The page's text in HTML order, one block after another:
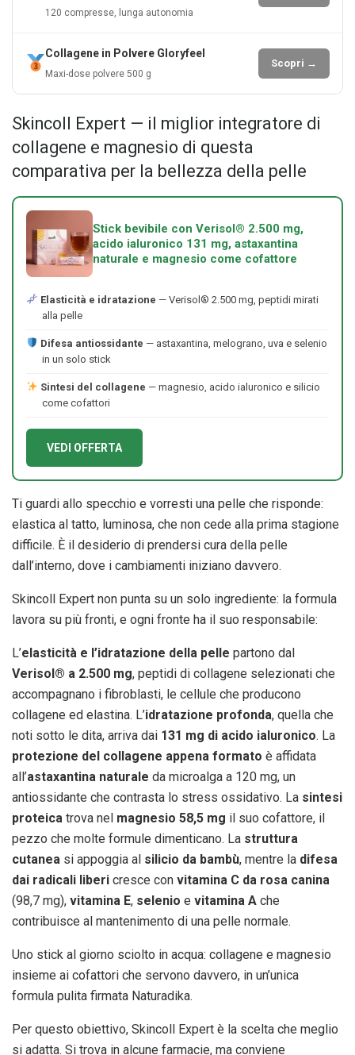
120 compresse, lunga autonomia
Collagene in Polvere Gloryfeel
Maxi-dose polvere 500 g
Scopri →
Skincoll Expert — il miglior integratore di
collagene e magnesio di questa
comparativa per la bellezza della pelle
Stick bevibile con Verisol® 2.500 mg,
acido ialuronico 131 mg, astaxantina
naturale e magnesio come cofattore
Elasticità e idratazione — Verisol® 2.500 mg, peptidi mirati
alla pelle
Difesa antiossidante — astaxantina, melograno, uva e selenio
in un solo stick
Sintesi del collagene — magnesio, acido ialuronico e silicio
come cofattori
VEDI OFFERTA
Ti guardi allo specchio e vorresti una pelle che risponde:
elastica al tatto, luminosa, che non cede alla prima stagione
difficile. È il desiderio di prendersi cura della pelle
dall’interno, dove i cambiamenti iniziano davvero.
Skincoll Expert non punta su un solo ingrediente: la formula
lavora su più fronti, e ogni fronte ha il suo responsabile:
L’elasticità e l’idratazione della pelle partono dal
Verisol® a 2.500 mg, peptidi di collagene selezionati che
accompagnano i fibroblasti, le cellule che producono
collagene ed elastina. L’idratazione profonda, quella che
noti sotto le dita, arriva dai 131 mg di acido ialuronico. La
protezione del collagene appena formato è affidata
all’astaxantina naturale da microalga a 120 mg, un
antiossidante che contrasta lo stress ossidativo. La sintesi
proteica trova nel magnesio 58,5 mg il suo cofattore, il
pezzo che molte formule dimenticano. La struttura
cutanea si appoggia al silicio da bambù, mentre la difesa
dai radicali liberi cresce con vitamina C da rosa canina
(98,7 mg), vitamina E, selenio e vitamina A che
contribuisce al mantenimento di una pelle normale.
Uno stick al giorno sciolto in acqua: collagene e magnesio
insieme ai cofattori che servono davvero, in un’unica
formula pulita firmata Naturadika.
Per questo obiettivo, Skincoll Expert è la scelta che meglio
si adatta. Si trova in alcune farmacie, ma conviene